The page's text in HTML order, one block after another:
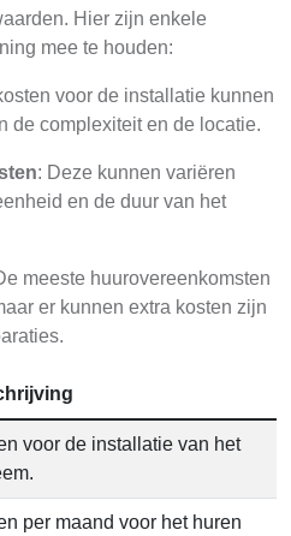
Hier zijn enkele
mee te houden:
voor de installatie kunnen
de complexiteit en de locatie.
: Deze kunnen variëren
en de duur van het
meeste huurovereenkomsten
er kunnen extra kosten zijn
voor de installatie van het
per maand voor het huren